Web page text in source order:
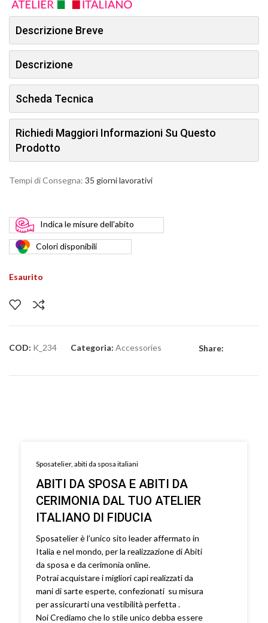
Descrizione Breve
Descrizione
Scheda Tecnica
Richiedi Maggiori Informazioni Su Questo
Prodotto
Tempi di Consegna: 35 giorni lavorativi
Indica le misure dell'abito
Coloridisponibili
Esaurito
COD: K_234 Categoria: Accessories Share:
Sposatelier, abiti da sposa italiani
ABITI DA SPOSA E ABITI DA
CERIMONIA DAL TUO ATELIER
ITALIANO DI FIDUCIA
Sposatelier è l’unico sito leader affermato in
Italia e nel mondo, per la realizzazione di Abiti
da sposa e da cerimonia online.
Potrai acquistare i migliori capi realizzati da
mani di sarte esperte, confezionati su misura
per assicurarti una vestibilità perfetta .
Noi Crediamo che lo stile unico debba essere